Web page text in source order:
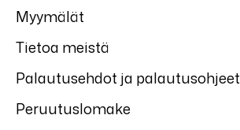
Myymälät
Tietoa meistä
Palautusehdot ja palautusohjeet
Peruutuslomake